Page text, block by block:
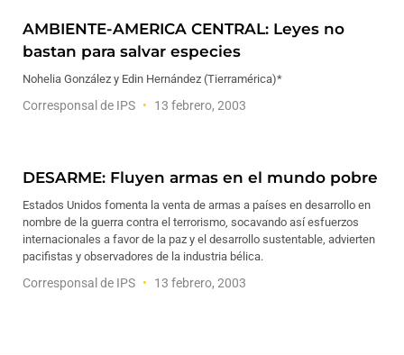
AMBIENTE-AMERICA CENTRAL: Leyes no
bastan para salvar especies
Nohelia González y Edin Hernández (Tierramérica)*
Corresponsal de IPS 13 febrero, 2003
DESARME: Fluyen armas en el mundo pobre
Estados Unidos fomenta la venta de armas a países en desarrollo en
nombre de la guerra contra el terrorismo, socavando así esfuerzos
internacionales a favor de la paz y el desarrollo sustentable, advierten
pacifistas y observadores de la industria bélica.
Corresponsal de IPS 13 febrero, 2003